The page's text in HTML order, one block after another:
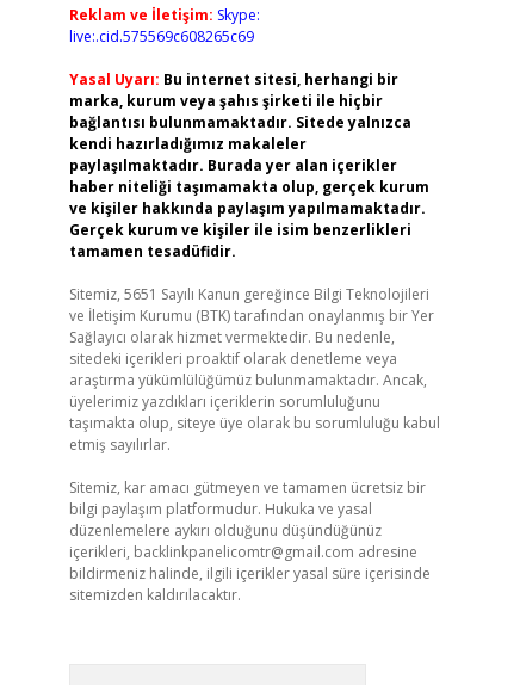
Reklam ve İletişim: Skype:
live:.cid.575569c608265c69
Yasal Uyarı: Bu internet sitesi, herhangi bir
marka, kurum veya şahıs şirketi ile hiçbir
bağlantısı bulunmamaktadır. Sitede yalnızca
kendi hazırladığımız makaleler
paylaşılmaktadır. Burada yer alan içerikler
haber niteliği taşımamakta olup, gerçek kurum
ve kişiler hakkında paylaşım yapılmamaktadır.
Gerçek kurum ve kişiler ile isim benzerlikleri
tamamen tesadüfidir.
Sitemiz, 5651 Sayılı Kanun gereğince Bilgi Teknolojileri
ve İletişim Kurumu (BTK) tarafından onaylanmış bir Yer
Sağlayıcı olarak hizmet vermektedir. Bu nedenle,
sitedeki içerikleri proaktif olarak denetleme veya
araştırma yükümlülüğümüz bulunmamaktadır. Ancak,
üyelerimiz yazdıkları içeriklerin sorumluluğunu
taşımakta olup, siteye üye olarak bu sorumluluğu kabul
etmiş sayılırlar.
Sitemiz, kar amacı gütmeyen ve tamamen ücretsiz bir
bilgi paylaşım platformudur. Hukuka ve yasal
düzenlemelere aykırı olduğunu düşündüğünüz
içerikleri, backlinkpanelicomtr@gmail.com adresine
bildirmeniz halinde, ilgili içerikler yasal süre içerisinde
sitemizden kaldırılacaktır.